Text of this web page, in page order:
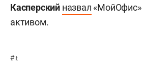
Касперский назвал
активом.
#it